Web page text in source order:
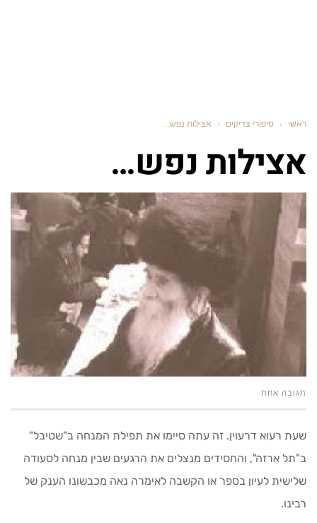
ראשי › סיפורי צדיקים › אצילות נפש…
אצילות נפש…
תגובה אחת
שעת רעוא דרעוין. זה עתה סיימו את תפילת המנחה ב"שטיבל"
ב"תל ארזה", והחסידים מנצלים את הרגעים שבין מנחה לסעודה
שלישית לעיון בספר או הקשבה לאימרה נאה מכבשונו הענק של
רבינו.